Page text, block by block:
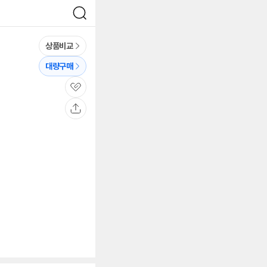
검
색
상품비교
대량구매
관
심